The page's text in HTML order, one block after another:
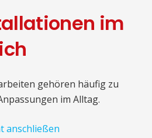
im
gehören häufig zu
im Alltag.
anschließen